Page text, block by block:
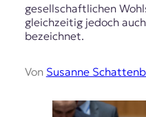
gesellschaftlichen
gleichzeitig jedoch
bezeichnet.
Von Susanne